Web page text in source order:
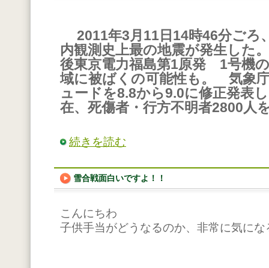
2011年3月11日14時46分ごろ
内観測史上最の地震が発生した。
後東京電力福島第1原発 1号機
域に被ばくの可能性も。
気象
ュードを8.8から9.0に修正発表
在、死傷者・行方不明者2800人
続きを読む
雪合戦面白いですよ！！
こんにちわ
子供手当がどうなるのか、非常に気に